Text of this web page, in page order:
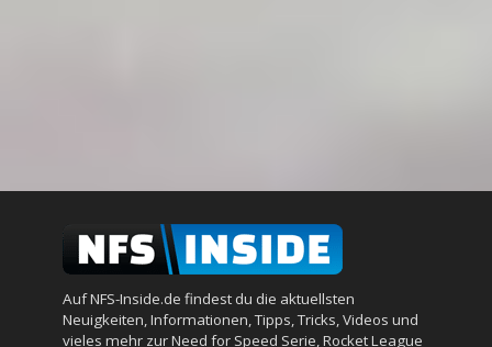
Auf NFS-Inside.de findest du die aktuellsten
Neuigkeiten, Informationen, Tipps, Tricks, Videos und
vieles mehr zur Need for Speed Serie, Rocket League